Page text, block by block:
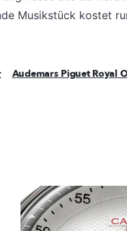
Musikstück kostet
Audemars Piguet Royal